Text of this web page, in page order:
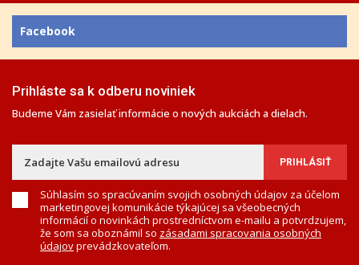
Facebook
Prihláste sa k odberu noviniek
Budeme Vám zasielať informácie o nových aukciách a dielach.
Súhlasím so spracúvaním svojich osobných údajov za účelom
marketingovej komunikácie týkajúcej sa všeobecných
informácií o novinkách prostredníctvom e-mailu a potvrdzujem,
že som sa oboznámil so zásadami spracovania osobných
údajovprevádzkovateľom.